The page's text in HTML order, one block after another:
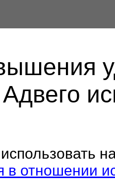
отношении